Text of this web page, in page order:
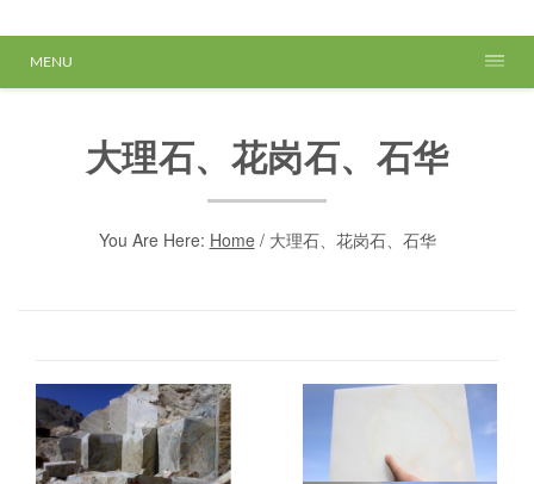
MENU
大理石、花岗石、石华
You Are Here: Home/ 大理石、花岗石、石华